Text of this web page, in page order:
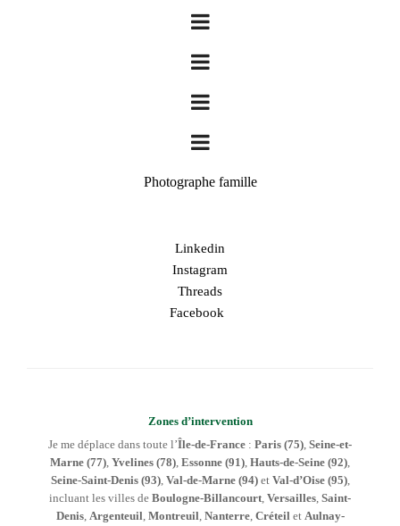
Photographe famille
Linkedin
Instagram
Threads
Facebook
Zones d’intervention
Je me déplace dans toute l’Île-de-France : Paris (75), Seine-et-
Marne (77), Yvelines (78), Essonne (91), Hauts-de-Seine (92),
Seine-Saint-Denis (93), Val-de-Marne (94)et Val-d’Oise (95),
incluant les villes de Boulogne-Billancourt, Versailles, Saint-
Denis, Argenteuil, Montreuil, Nanterre, Créteilet Aulnay-